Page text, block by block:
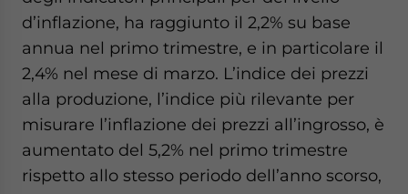
d’inflazione, ha raggiunto il 2,2% su base
annua nel primo trimestre, e in particolare il
2,4% nel mese di marzo. L’indice dei prezzi
alla produzione, l’indice più rilevante per
misurare l’inflazione dei prezzi all’ingrosso, è
aumentato del 5,2% nel primo trimestre
rispetto allo stesso periodo dell’anno scorso,